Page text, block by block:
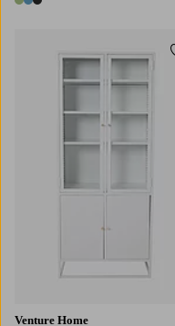
3 farver
Venture Home